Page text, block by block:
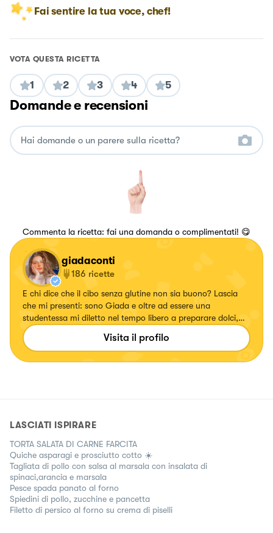
Fai sentire la tua voce, chef!
VOTA QUESTA RICETTA
1 2 3 4 5
Domande e recensioni
Commenta la ricetta: fai una domanda o complimentati! 😋
giadaconti
186 ricette
E chi dice che il cibo senza glutine non sia buono? Lascia
che mi presenti: sono Giada e oltre ad essere una
studentessa mi diletto nel tempo libero a preparare dolci,
primi piatti e finger food senza glutine per deliziare
soprattutto i palati di chi è allergico o intollerante al glutine.
Troverete però anche ricette contenenti glutine ✨ Mi trovi su
Visita il profilo
LASCIATI ISPIRARE
TORTA SALATA DI CARNE FARCITA
Quiche asparagi e prosciutto cotto ☀️
Tagliata di pollo con salsa al marsala con insalata di
spinaci,arancia e marsala
Pesce spada panato al forno
Spiedini di pollo, zucchine e pancetta
Filetto di persico al forno su crema di piselli